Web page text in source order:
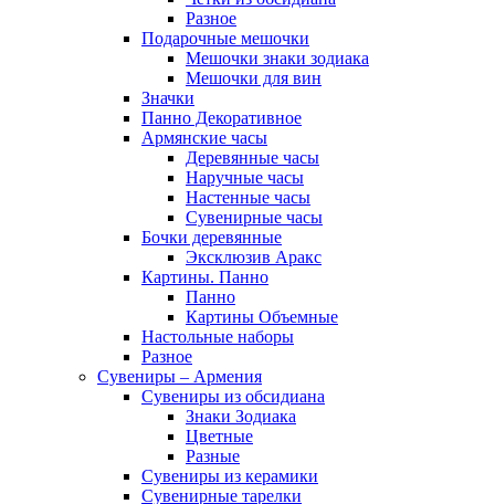
Разное
Подарочные мешочки
Мешочки знаки зодиака
Мешочки для вин
Значки
Панно Декоративное
Армянские часы
Деревянные часы
Наручные часы
Настенные часы
Сувенирные часы
Бочки деревянные
Эксклюзив Аракс
Картины. Панно
Панно
Картины Объемные
Настольные наборы
Разное
Сувениры – Армения
Сувениры из обсидиана
Знаки Зодиака
Цветные
Разные
Сувениры из керамики
Сувенирные тарелки